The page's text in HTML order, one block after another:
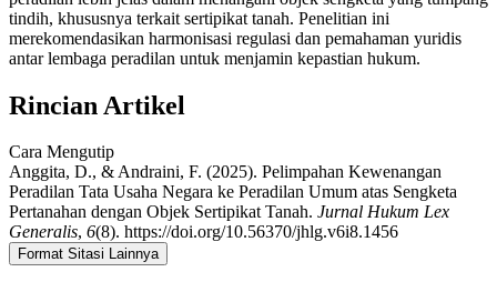
tindih, khususnya terkait sertipikat tanah. Penelitian ini
merekomendasikan harmonisasi regulasi dan pemahaman yuridis
antar lembaga peradilan untuk menjamin kepastian hukum.
Rincian Artikel
Cara Mengutip
Anggita, D., & Andraini, F. (2025). Pelimpahan Kewenangan
Peradilan Tata Usaha Negara ke Peradilan Umum atas Sengketa
Pertanahan dengan Objek Sertipikat Tanah. Jurnal Hukum Lex
Generalis, 6(8). https://doi.org/10.56370/jhlg.v6i8.1456
Format Sitasi Lainnya